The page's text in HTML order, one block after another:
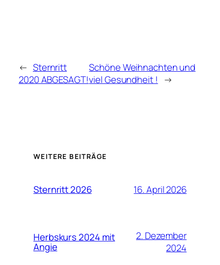
← Sternritt
2020 ABGESAGT!
Schöne Weihnachten und
viel Gesundheit ! →
WEITERE BEITRÄGE
Sternritt 2026 16. April 2026
Herbskurs 2024 mit
Angie
2. Dezember
2024